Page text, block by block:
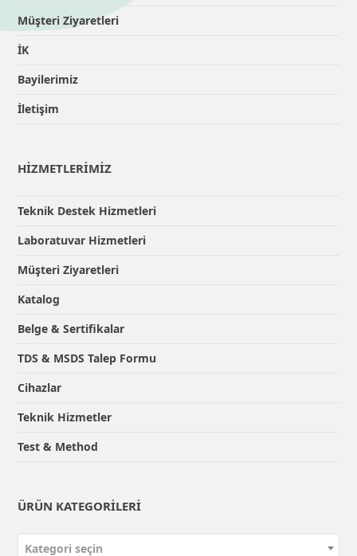
Müşteri Ziyaretleri
İK
Bayilerimiz
İletişim
HİZMETLERİMİZ
Teknik Destek Hizmetleri
Laboratuvar Hizmetleri
Müşteri Ziyaretleri
Katalog
Belge & Sertifikalar
TDS & MSDS Talep Formu
Cihazlar
Teknik Hizmetler
Test & Method
ÜRÜN KATEGORILERI
Kategori seçin